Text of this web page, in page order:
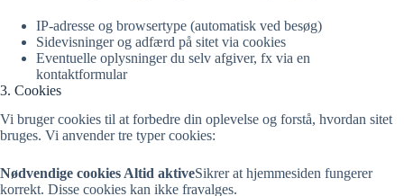
IP-adresse og browsertype (automatisk ved besøg)
Sidevisninger og adfærd på sitet via cookies
Eventuelle oplysninger du selv afgiver, fx via en
kontaktformular
3. Cookies
Vi bruger cookies til at forbedre din oplevelse og forstå, hvordan sitet
bruges. Vi anvender tre typer cookies:
Nødvendige cookies Altid aktiveSikrer at hjemmesiden fungerer
korrekt. Disse cookies kan ikke fravalges.